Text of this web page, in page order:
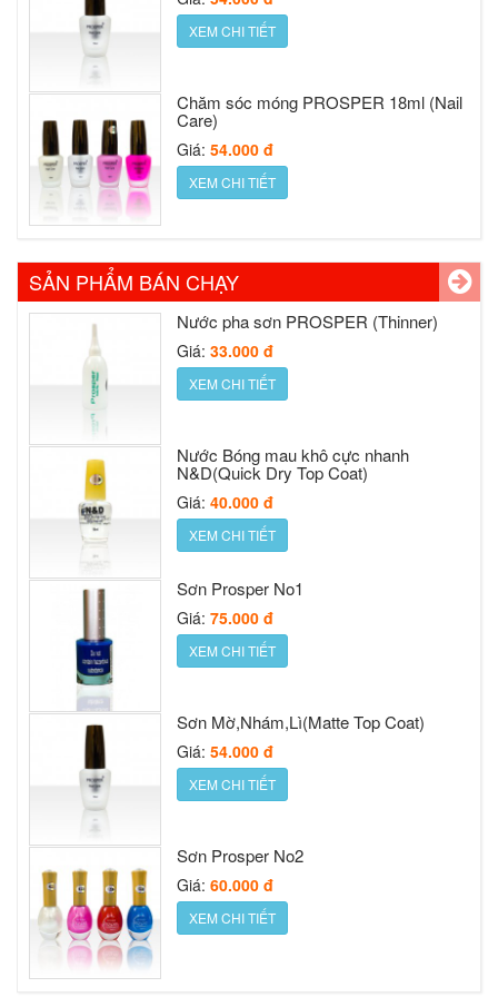
Giá: 54.000 đ
XEM CHI TIẾT
Nước pha sơn PROSPER (Thinner)
Giá: 33.000 đ
XEM CHI TIẾT
Giá: 40.000 đ
XEM CHI TIẾT
Sơn Prosper No1
Giá: 75.000 đ
Sơn Mờ,Nhám,Lì(Matte Top Coat)
Giá: 54.000 đ
SẢN PHẨM BÁN CHẠY
Chăm sóc móng PROSPER 18ml (Nail
Giá: 54.000 đ
XEM CHI TIẾT
Nước pha sơn PROSPER (Thinner)
Nước Bóng mau khô cực nhanh
N&D(Quick Dry Top Coat)
Giá: 40.000 đ
XEM CHI TIẾT
Sơn Prosper No1
Giá: 75.000 đ
XEM CHI TIẾT
Sơn Mờ,Nhám,Lì(Matte Top Coat)
Giá: 54.000 đ
XEM CHI TIẾT
Sơn Prosper No2
Giá: 60.000 đ
XEM CHI TIẾT
Nước sơn móng Prosper Silver cap
Giá: 30.000 đ
XEM CHI TIẾT